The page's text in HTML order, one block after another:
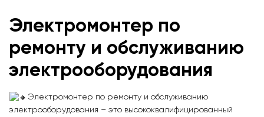
Электромонтер по
ремонту и обслуживанию
электрооборудования
Электромонтер по ремонту и обслуживанию
электрооборудования – это высококвалифицированный